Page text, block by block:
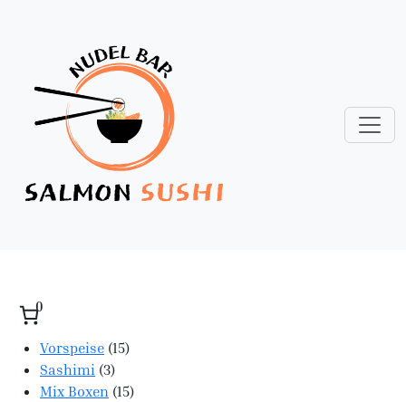
0
Vorspeise 1515 Produkte
Sashimi 33 Produkte
Mix Boxen 1515 Produkte